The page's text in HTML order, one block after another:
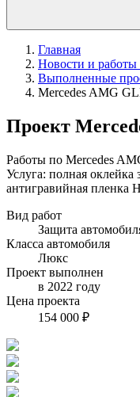
Главная
Новости и работы
Выполненные
Mercedes AMG
Проект
Работы по Mercedes
Услуга: полная
антигравийная пленка
Вид работ
Защита
Класса автомобиля
Люкс
Проект выполнен
в 2022 году
Цена проекта
154 000 ₽